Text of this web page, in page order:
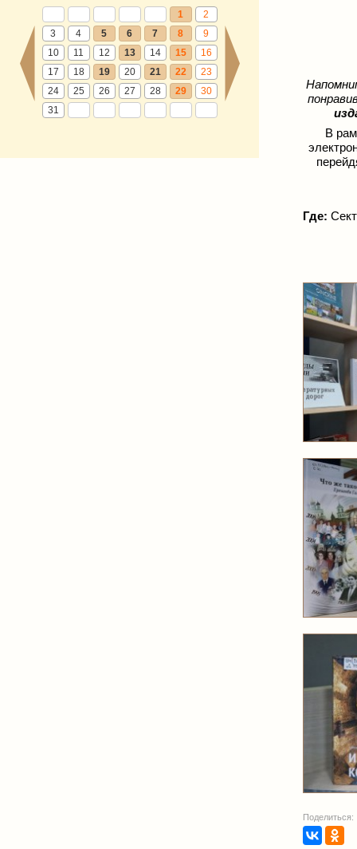
1
2
3
4 5 6 7 8
9
10
11 12 13 14 15
16
17
18 19 20 21 22
23
24
25 26 27 28 29
30
31
В
Где:
Поделиться: